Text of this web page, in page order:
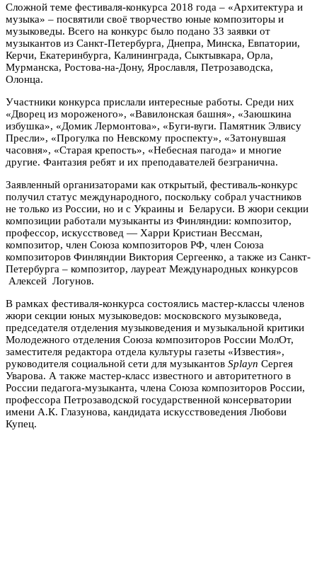
Сложной теме фестиваля-конкурса 2018 года – «Архитектура и
музыка» – посвятили своё творчество юные композиторы и
музыковеды. Всего на конкурс было подано 33 заявки от
музыкантов из Санкт-Петербурга, Днепра, Минска, Евпатории,
Керчи, Екатеринбурга, Калининграда, Сыктывкара, Орла,
Мурманска, Ростова-на-Дону, Ярославля, Петрозаводска,
Олонца.
Участники конкурса прислали интересные работы. Среди них
«Дворец из мороженого», «Вавилонская башня», «Заюшкина
избушка», «Домик Лермонтова», «Буги-вуги. Памятник Элвису
Пресли», «Прогулка по Невскому проспекту», «Затонувшая
часовня», «Старая крепость», «Небесная пагода» и многие
другие. Фантазия ребят и их преподавателей безгранична.
Заявленный организаторами как открытый, фестиваль-конкурс
получил статус международного, поскольку собрал участников
не только из России, но и с Украины и Беларуси. В жюри секции
композиции работали музыканты из Финляндии: композитор,
профессор, искусствовед — Харри Кристиан Вессман,
композитор, член Союза композиторов РФ, член Союза
композиторов Финляндии Виктория Сергеенко а также из Санкт-
Петербурга – композитор, лауреат Международных конкурсов
Алексей Логунов.
В рамках фестиваля-конкурса состоялись мастер-классы членов
жюри секции юных музыковедов: московского музыковеда,
председателя отделения музыковедения и музыкальной критики
Молодежного отделения Союза композиторов России МолОт,
заместителя редактора отдела культуры газеты «Известия»,
руководителя социальной сети для музыкантов Splayn Сергея
Уварова. А также мастер-класс известного и авторитетного в
России педагога-музыканта, члена Союза композиторов России,
профессора Петрозаводской государственной консерватории
имени А.К. Глазунова, кандидата искусствоведения Любови
Купец.